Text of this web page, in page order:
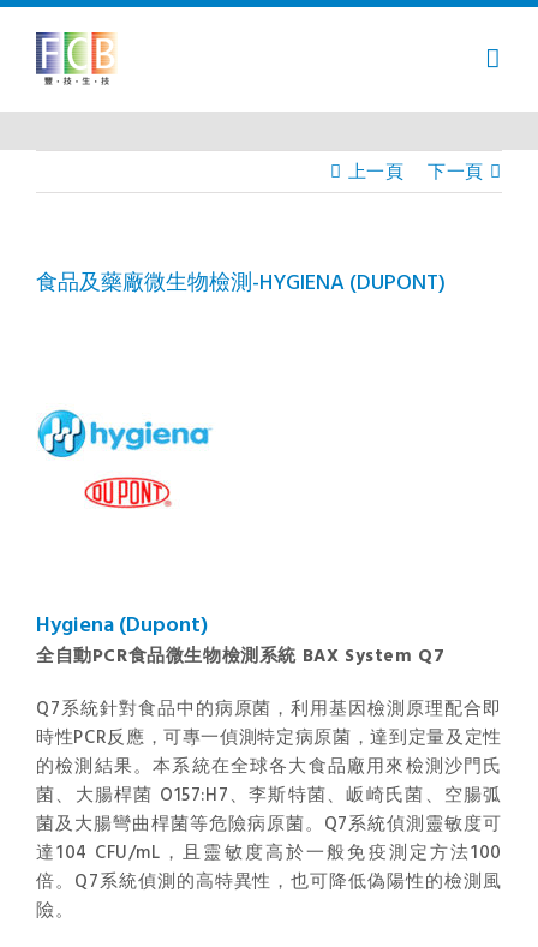
Skip
content
上一頁 下一頁
食品及藥廠微生物檢測-HYGIENA (DUPONT)
Hygiena (Dupont)
全自動PCR食品微生物檢測系統 BAX System Q7
Q7系統針對食品中的病原菌，利用基因檢測原理配合即
時性PCR反應，可專一偵測特定病原菌，達到定量及定性
的檢測結果。本系統在全球各大食品廠用來檢測沙門氏
菌、大腸桿菌 O157:H7、李斯特菌、岅崎氏菌、空腸弧
菌及大腸彎曲桿菌等危險病原菌。Q7系統偵測靈敏度可
達104 CFU/mL，且靈敏度高於一般免疫測定方法100
倍。Q7系統偵測的高特異性，也可降低偽陽性的檢測風
險。